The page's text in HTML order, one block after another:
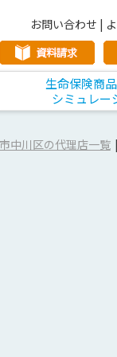
お問い合わせ |
生命保険商
シミュレー
中川区の代理店一覧